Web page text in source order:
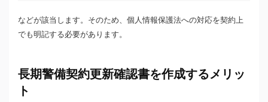
などが該当します。そのため、個人情報保護法への対応を契約上
でも明記する必要があります。
長期警備契約更新確認書を作成するメリッ
ト